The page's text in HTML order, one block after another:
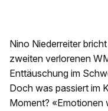
Nino Niederreiter
zweiten verlorenen
Enttäuschung im
Doch was passiert im
Moment? «Emotionen